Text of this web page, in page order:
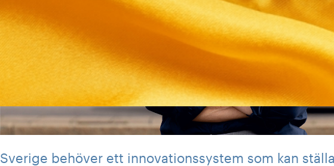
Sverige behöver ett innovationssystem som kan